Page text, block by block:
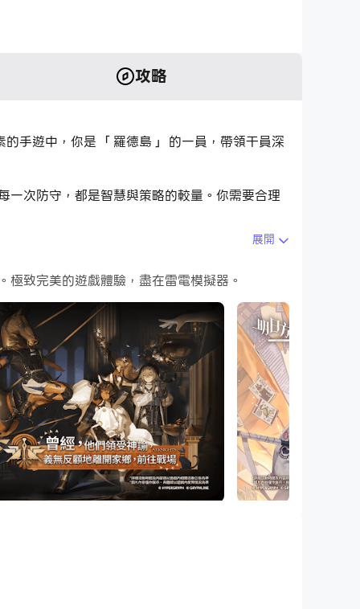
攻略
手遊中，你是 「羅德島」 的一員，帶領干員深
一次防守，都是智慧與策略的較量。你需要合理
。
展開
致完美的遊戲體驗，盡在雷電模擬器。